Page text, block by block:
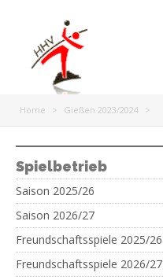
Home > Gießen 2023/2024 >
Spielbetrieb
Saison 2025/26
Saison 2026/27
Freundschaftsspiele 2025/26
Freundschaftsspiele 2026/27